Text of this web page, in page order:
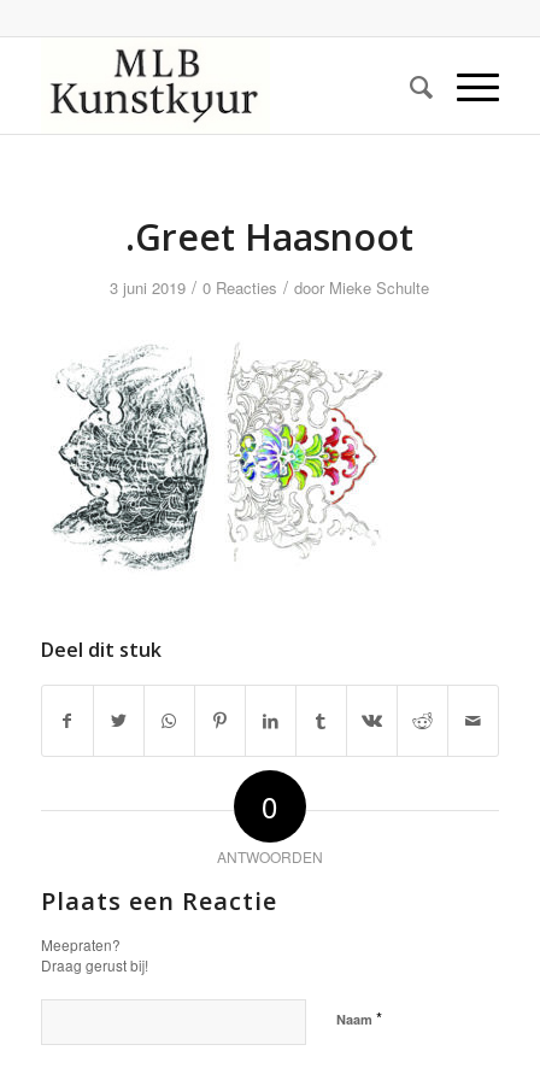
.Greet Haasnoot
3 juni 2019 / 0 Reacties / door Mieke Schulte
Deel dit stuk
0
ANTWOORDEN
Plaats een Reactie
Meepraten?
Draag gerust bij!
Naam *